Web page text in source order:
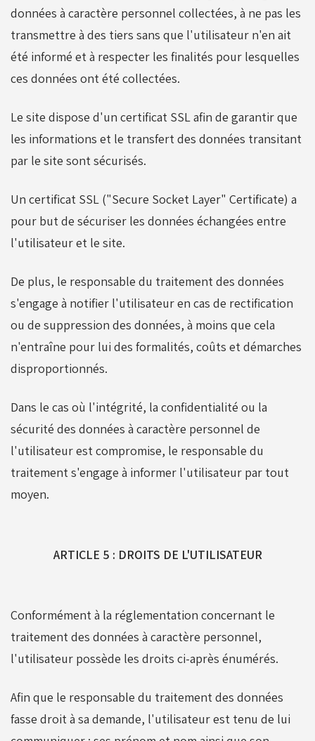
données à caractère personnel collectées, à ne pas les
transmettre à des tiers sans que l'utilisateur n'en ait
été informé et à respecter les finalités pour lesquelles
ces données ont été collectées.
Le site dispose d'un certificat SSL afin de garantir que
les informations et le transfert des données transitant
par le site sont sécurisés.
Un certificat SSL ("Secure Socket Layer" Certificate) a
pour but de sécuriser les données échangées entre
l'utilisateur et le site.
De plus, le responsable du traitement des données
s'engage à notifier l'utilisateur en cas de rectification
ou de suppression des données, à moins que cela
n'entraîne pour lui des formalités, coûts et démarches
disproportionnés.
Dans le cas où l'intégrité, la confidentialité ou la
sécurité des données à caractère personnel de
l'utilisateur est compromise, le responsable du
traitement s'engage à informer l'utilisateur par tout
moyen.
ARTICLE 5 : DROITS DE L'UTILISATEUR
Conformément à la réglementation concernant le
traitement des données à caractère personnel,
l'utilisateur possède les droits ci-après énumérés.
Afin que le responsable du traitement des données
fasse droit à sa demande, l'utilisateur est tenu de lui